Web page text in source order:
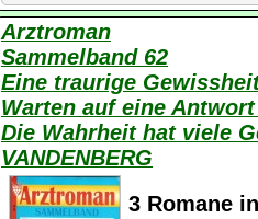
Arztroman
Sammelband 62
Eine traurige Gewissheit
Warten auf eine Antwort
Die Wahrheit hat viele
VANDENBERG
3 Romane